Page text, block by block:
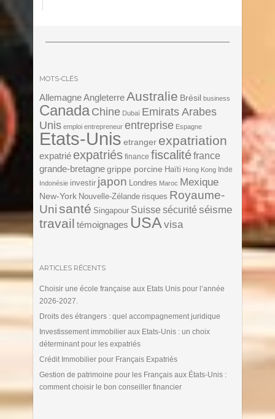
MOTS-CLÉS
Allemagne AngleterreAustralie Brésil business
Canada Chine Dubaï Emirats Arabes
Unis emploi entrepreneur entreprise Espagne
Etats-Unis etranger expatriation
expatrié expatriés finance fiscalitéfrance
grande-bretagne grippe porcine Haïti Hong Kong Inde
Indonésie investir japon Londres Maroc Mexique
New-York Nouvelle-Zélande risques Royaume-
Unisanté Singapour Suisse sécurité séisme
travail témoignages USA visa
ARTICLES RÉCENTS
Choisir une école française aux Etats Unis pour l’année
2026-2027.
Droits des étrangers : quel accompagnement juridique
Investissement immobilier aux Etats-Unis : un choix
déterminant pour les expatriés
Crédit Immobilier pour Français Expatriés
Gestion de patrimoine pour les Français aux États-Unis :
comment choisir le bon conseiller financier